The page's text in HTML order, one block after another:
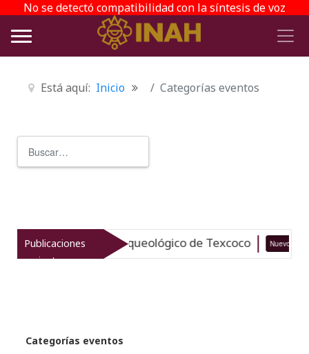
No se detectó compatibilidad con la síntesis de voz
Está aquí: Inicio Categorías eventos
Publicaciones
recientes
el patrimonio arqueológico de Texcoco Nuevo
Categorías eventos